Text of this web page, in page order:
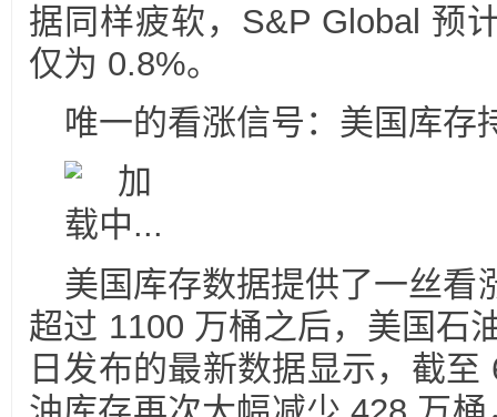
据同样疲软，S&P Global 预
仅为 0.8%。
唯一的看涨信号：美国库存
美国库存数据提供了一丝看
超过 1100 万桶之后，美国石
日发布的最新数据显示，截